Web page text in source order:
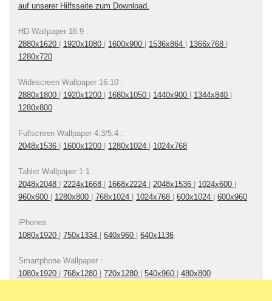
auf unserer Hilfsseite zum Download.
HD Wallpaper 16:9 :
2880x1620 | 1920x1080 | 1600x900 | 1536x864 | 1366x768 |
1280x720
Widescreen Wallpaper 16:10 :
2880x1800 | 1920x1200 | 1680x1050 | 1440x900 | 1344x840 |
1280x800
Fullscreen Wallpaper 4:3/5:4 :
2048x1536 | 1600x1200 | 1280x1024 | 1024x768
Tablet Wallpaper 1:1 :
2048x2048 | 2224x1668 | 1668x2224 | 2048x1536 | 1024x600 |
960x600 | 1280x800 | 768x1024 | 1024x768 | 600x1024 | 600x960
iPhones :
1080x1920 | 750x1334 | 640x960 | 640x1136
Smartphone Wallpaper :
1080x1920 | 768x1280 | 720x1280 | 540x960 | 480x800